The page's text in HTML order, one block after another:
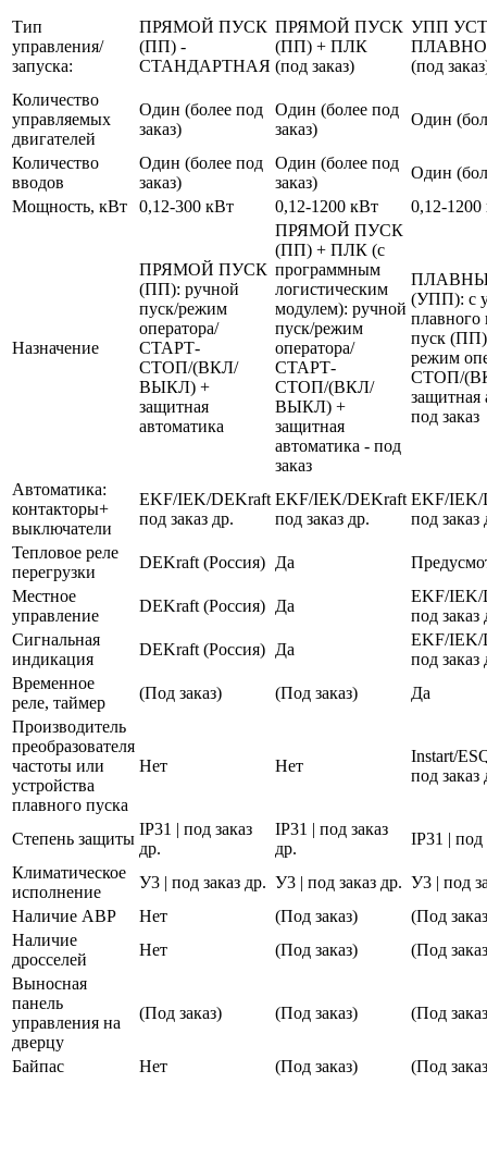
Тип
управления/
запуска:
ПРЯМОЙ ПУСК
(ПП) -
СТАНДАРТНАЯ
ПРЯМОЙ ПУСК
(ПП) + ПЛК
(под заказ)
УПП
(под
Количество
управляемых
двигателей
Один (более под
заказ)
Один (более под
заказ)
Один
Количество
вводов
Один (более под
заказ)
Один (более под
заказ)
Один
Мощность, кВт
0,12-300 кВт 0,12-1200 кВт 0,12-1200
Назначение
ПРЯМОЙ ПУСК
(ПП): ручной
пуск/режим
оператора/
СТАРТ-
СТОП/(ВКЛ/
ВЫКЛ) +
защитная
автоматика
ПРЯМОЙ ПУСК
(ПП) + ПЛК (с
программным
логистическим
модулем): ручной
пуск/режим
оператора/
СТАРТ-
СТОП/(ВКЛ/
ВЫКЛ) +
защитная
автоматика - под
заказ
(УПП): с
плавного
пуск
режим
СТОП/
защитная
под заказ
Автоматика:
контакторы+
выключатели
EKF/IEK/DEKraft
под заказ др.
EKF/IEK/DEKraft
под заказ др.
EKF/IEK/
под заказ
Тепловое реле
перегрузки
DEKraft (Россия) Да
Местное
управление
DEKraft (Россия) Да
EKF/IEK/
под заказ
Сигнальная
индикация
DEKraft (Россия) Да
EKF/IEK/
под заказ
Временное
реле, таймер
(Под заказ) (Под заказ)
Да
Производитель
преобразователя
частоты или
устройства
плавного пуска
Нет Нет
Instart/
под заказ
Степень защиты
IP31 | под заказ
др.
IP31 | под заказ
др.
IP31 | под
Климатическое
исполнение
У3 | под заказ др. У3 | под заказ др. У3 | под
Наличие АВР
Нет (Под заказ)
(Под
Наличие
дросселей
Нет (Под заказ)
(Под
Выносная
панель
управления на
дверцу
(Под заказ) (Под заказ) (Под
Байпас Нет (Под заказ) (Под